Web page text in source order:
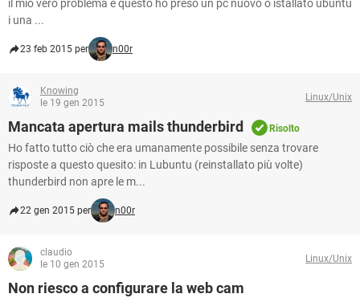
il mio vero problema e questo ho preso un pc nuovo o istallato ubuntu
i una ...
23 feb 2015 per n00r
Knowing
le 19 gen 2015
Linux/Unix
Mancata apertura mails thunderbird Risolto
Ho fatto tutto ciò che era umanamente possibile senza trovare
risposte a questo quesito: in Lubuntu (reinstallato più volte)
thunderbird non apre le m...
22 gen 2015 per n00r
claudio
le 10 gen 2015
Linux/Unix
Non riesco a configurare la web cam